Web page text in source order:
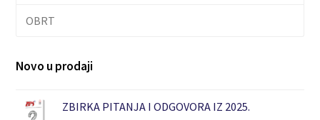
OBRT
Novo u prodaji
ZBIRKA PITANJA I ODGOVORA IZ 2025.